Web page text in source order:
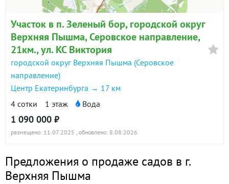
Участок в п. Зеленый бор, городской округ
Верхняя Пышма, Серовское направление,
21км., ул. КС Виктория
городской округ Верхняя Пышма (Серовское
направление)
Центр Екатеринбурга → 17 км
4 сотки
1 этаж Вода
1 090 000 ₽
размещено: 11.07.2025 , обновлено: 8.08.2026
Предложения о продаже садов в г.
Верхняя Пышма